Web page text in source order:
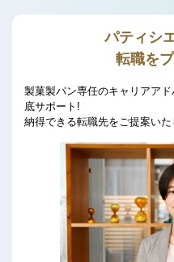
パティシ
転職を
製菓製パン専任のキャリアア
底サポート!
納得できる転職先をご提案いた